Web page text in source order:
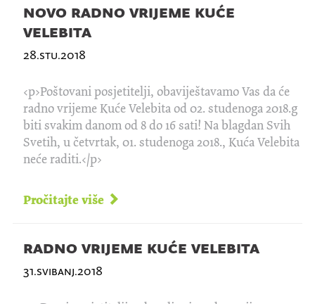
novo radno vrijeme kuće
velebita
28.stu.2018
<p>Poštovani posjetitelji, obaviještavamo Vas da će
radno vrijeme Kuće Velebita od 02. studenoga 2018.g
biti svakim danom od 8 do 16 sati! Na blagdan Svih
Svetih, u četvrtak, 01. studenoga 2018., Kuća Velebita
neće raditi.</p>
Pročitajte više
radno vrijeme kuće velebita
31.svibanj.2018